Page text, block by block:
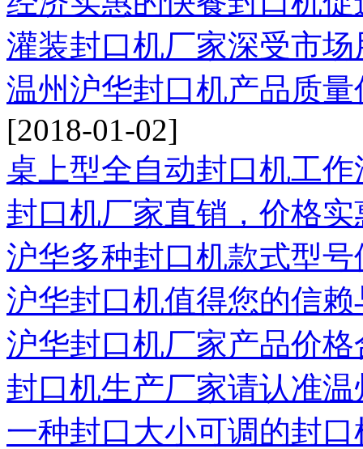
灌装封口机厂家深受市
温州沪华封口机产品质
[2018-01-02]
桌上型全自动封口机工
封口机厂家直销，价格实
沪华多种封口机款式型
沪华封口机值得您的信赖
沪华封口机厂家产品价
封口机生产厂家请认准
一种封口大小可调的封口